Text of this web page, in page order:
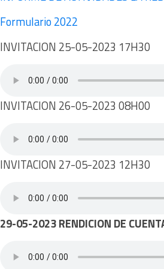
Formulario 2022
INVITACION 25-05-2023 17H30
INVITACION 26-05-2023 08H00
INVITACION 27-05-2023 12H30
29-05-2023 RENDICION DE